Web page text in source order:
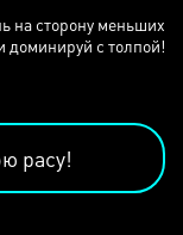
на сторону меньших
доминируй с толпой!
расу!